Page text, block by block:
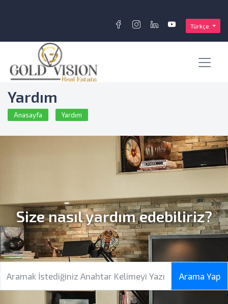
Türkçe
Yardım
Anasayfa Yardım
Size nasıl yardım edebiliriz?